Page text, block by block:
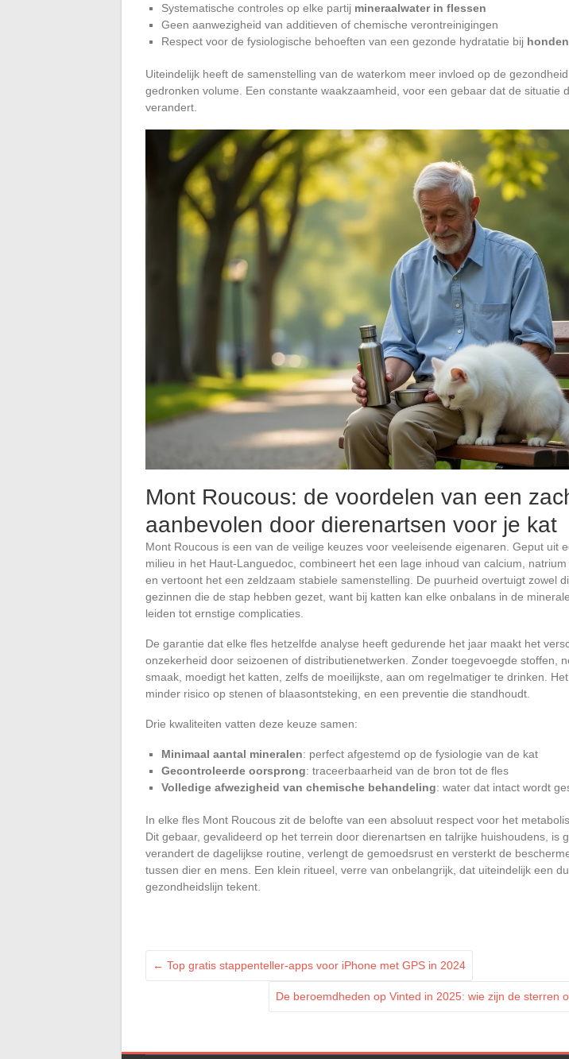
Systematische controles op elke partij mineraalwater in flessen
Geen aanwezigheid van additieven of chemische verontreinigingen
Respect voor de fysiologische behoeften van een gezonde hydratatie bij
Uiteindelijk heeft de samenstelling van de waterkom meer invloed op de
gedronken volume. Een constante waakzaamheid, voor een gebaar dat de situatie
verandert.
Mont Roucous: de voordelen van een
aanbevolen door dierenartsen voor je kat
Mont Roucous is een van de veilige keuzes voor veeleisende eigenaren. Geput uit
milieu in het Haut-Languedoc, combineert het een lage inhoud van calcium, natrium
en vertoont het een zeldzaam stabiele samenstelling. De puurheid overtuigt zowel
gezinnen die de stap hebben gezet, want bij katten kan elke onbalans in de
leiden tot ernstige complicaties.
De garantie dat elke fles hetzelfde analyse heeft gedurende het jaar maakt het
onzekerheid door seizoenen of distributienetwerken. Zonder toegevoegde stoffen,
smaak, moedigt het katten, zelfs de moeilijkste, aan om regelmatiger te drinken.
minder risico op stenen of blaasontsteking, en een preventie die standhoudt.
Drie kwaliteiten vatten deze keuze samen:
Minimaal aantal mineralen: perfect afgestemd op de fysiologie van de kat
Gecontroleerde oorsprong: traceerbaarheid van de bron tot de fles
Volledige afwezigheid van chemische behandeling: water dat intact wordt
In elke fles Mont Roucous zit de belofte van een absoluut respect voor het
Dit gebaar, gevalideerd op het terrein door dierenartsen en talrijke huishoudens, is
verandert de dagelijkse routine, verlengt de gemoedsrust en versterkt de
tussen dier en mens. Een klein ritueel, verre van onbelangrijk, dat uiteindelijk een
gezondheidslijn tekent.
← Top gratis stappenteller-apps voor iPhone met GPS in 2024
De beroemdheden op Vinted in 2025: wie zijn de sterren